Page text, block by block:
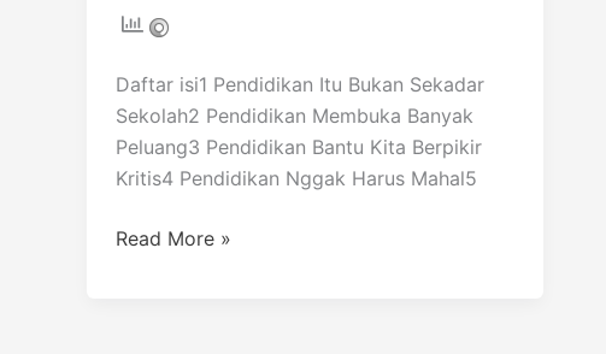
Daftar isi1 Pendidikan Itu Bukan Sekadar
Sekolah2 Pendidikan Membuka Banyak
Peluang3 Pendidikan Bantu Kita Berpikir
Kritis4 Pendidikan Nggak Harus Mahal5
Read More »